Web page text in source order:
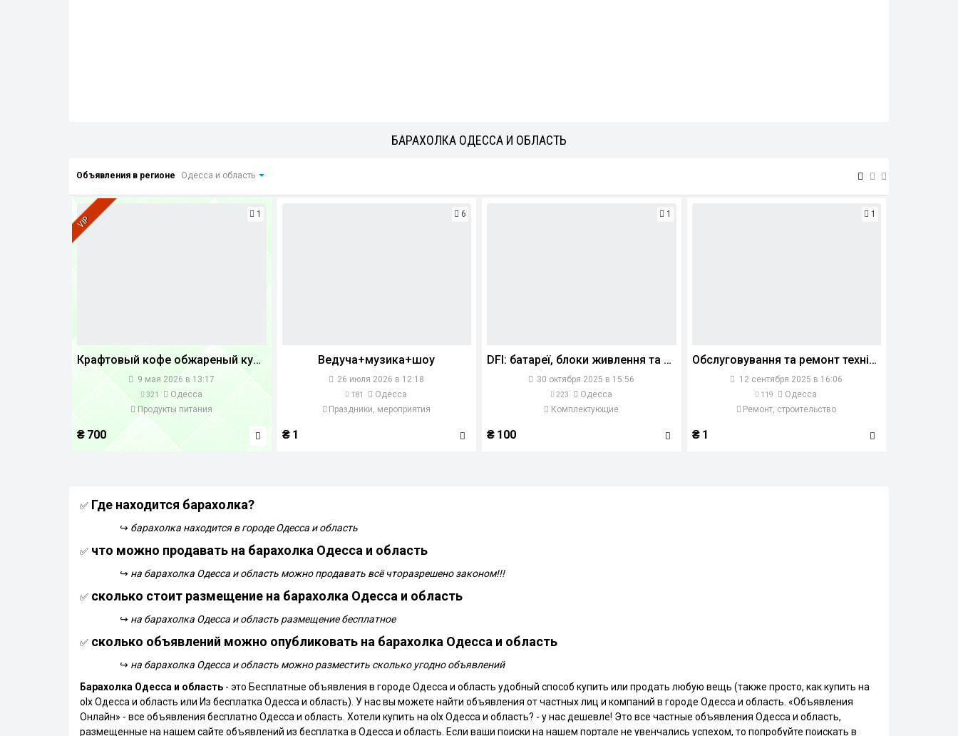
БАРАХОЛКА ОДЕССА И ОБЛАСТЬ
Объявления в регионе Одесса и область
VIP
1
Крафтовый кофе обжареный купаж арабики 30 робусты 70 (1 кг.)
9 мая 2026 в 13:17
321
Одесса
Продукты питания
₴ 700
6
Ведуча+музика+шоу
26 июля 2026 в 12:18
181
Одесса
Праздники, мероприятия
₴ 1
1
DFI: батареї, блоки живлення та матриці для ноутбуків HP, ASUS, ACER, DELL, LENOVO
30 октября 2025 в 15:56
223
Одесса
Комплектующие
₴ 100
1
Обслуговування та ремонт техніки
12 сентября 2025 в 16:06
119
Одесса
Ремонт, строительство
₴ 1
✅ Где находится барахолка?
↪ барахолка находится в городе Одесса и область
✅ что можно продавать на барахолка Одесса и область
↪ на барахолка Одесса и область можно продавать всё чторазрешено законом!!!
✅ сколько стоит размещение на барахолка Одесса и область
↪ на барахолка Одесса и область размещение бесплатное
✅ сколько объявлений можно опубликовать на барахолка Одесса и область
↪ на барахолка Одесса и область можно разместить сколько угодно объявлений
Барахолка Одесса и область - это Бесплатные объявления в городе Одесса и область удобный способ купить или продать любую вещь (также просто, как купить на
olx Одесса и область или Из бесплатка Одесса и область). У нас вы можете найти объявления от частных лиц и компаний в городе Одесса и область. «Объявления
Онлайн» - все объявления бесплатно Одесса и область. Хотели купить на olx Одесса и область? - у нас дешевле! Это все частные объявления Одесса и область,
размещенные на нашем сайте объявлений из бесплатка в Одесса и область. Если ваши поиски на нашем портале не увенчались успехом, то попробуйте поискать в